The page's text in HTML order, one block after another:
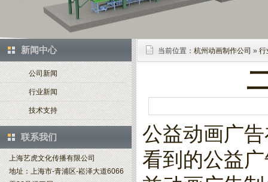
新闻中心
公司新闻
行业新闻
技术支持
联系我们
上海艺虎文化传播有限公司
地址：上海市-青浦区-崧泽大道6066
当前位置： 杭州动画制作公司 » 行
公益动画广
看到的公益